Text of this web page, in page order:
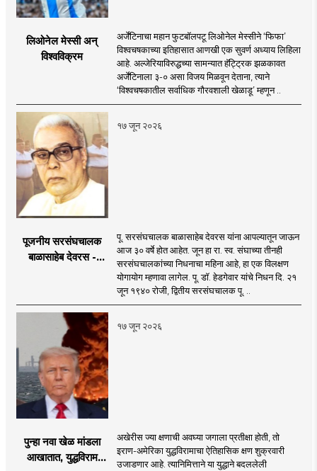
लिओनेल मेस्सी अन्
विश्वविक्रम
अर्जेंटिनाचा महान फुटबॉलपटू लिओनेल मेस्सीने ‘फिफा’
विश्वचषकाच्या इतिहासात आणखी एक सुवर्ण अध्याय लिहिला
आहे. अल्जेरियाविरुद्धच्या सामन्यात हॅट्ट्रिक झळकावत
अर्जेंटिनाला ३-० असा विजय मिळवून देताना, त्याने
‘विश्वचषकातील सर्वाधिक गौरवशाली खेळाडू’ म्हणून ..
१७ जून २०२६
पूजनीय सरसंघचालक
बाळासाहेब देवरस -
पू. सरसंघचालक बाळासाहेब देवरस यांना आपल्यातून जाऊन
आज ३० वर्षे होत आहेत. जून हा रा. स्व. संघाच्या तीनही
सरसंघचालकांच्या निधनाचा महिना आहे, हा एक विलक्षण
योगायोग म्हणावा लागेल. पू. डॉ. हेडगेवार यांचे निधन दि. २१
जून १९४० रोजी, द्वितीय सरसंघचालक पू. ..
१७ जून २०२६
पुन्हा नवा खेळ मांडला
आखातात, युद्धविराम
अखेरीस ज्या क्षणाची अवघ्या जगाला प्रतीक्षा होती, तो
इराण-अमेरिका युद्धविरामाचा ऐतिहासिक क्षण शुक्रवारी
उजाडणार आहे. त्यानिमित्ताने या युद्धाने बदललेली